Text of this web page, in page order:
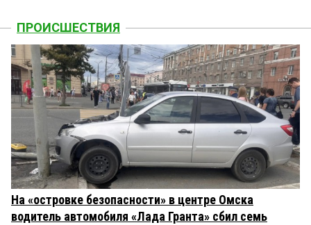
ПРОИСШЕСТВИЯ
На «островке безопасности» в центре Омска
водитель автомобиля «Лада Гранта» сбил семь